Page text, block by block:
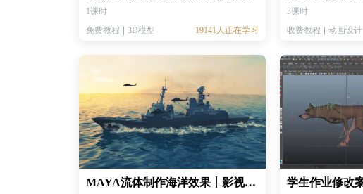
1课时
免费教程
3D模型 19141人正在学习
3课时
收费教程
动画设计
MAYA流体制作海洋效果丨影视特效教程